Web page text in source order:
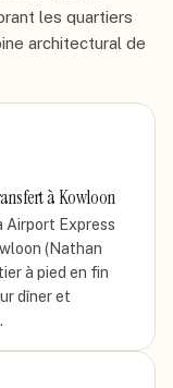
les quartiers
architectural de
à Kowloon
Airport Express
(Nathan
à pied en fin
dîner et